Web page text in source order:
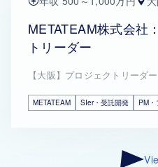
METATEAM株式会社
トリーダー
【大阪】プロジェクトリーダー
METATEAM SIer・受託開発 PM・